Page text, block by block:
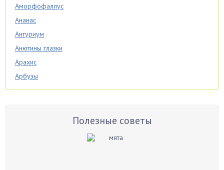
Аморфофаллус
Ананас
Антуриум
Анютины глазки
Арахис
Арбузы
Аспарагус
Полезные советы